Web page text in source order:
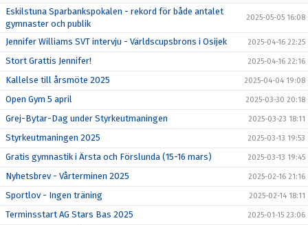
Eskilstuna Sparbankspokalen - rekord för både antalet
gymnaster och publik
2025-05-05 16:08
Jennifer Williams SVT intervju - Världscupsbrons i Osijek 2025-04-16 22:25
Stort Grattis Jennifer! 2025-04-16 22:16
Kallelse till årsmöte 2025 2025-04-04 19:08
Open Gym 5 april 2025-03-30 20:18
Grej-Bytar-Dag under Styrkeutmaningen 2025-03-23 18:11
Styrkeutmaningen 2025 2025-03-13 19:53
Gratis gymnastik i Ärsta och Förslunda (15-16 mars) 2025-03-13 19:45
Nyhetsbrev - Vårterminen 2025 2025-02-16 21:16
Sportlov - Ingen träning 2025-02-14 18:11
Terminsstart AG Stars Bas 2025 2025-01-15 23:06